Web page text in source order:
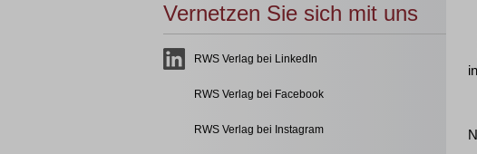
Vernetzen Sie sich mit uns
RWS Verlag bei LinkedIn
RWS Verlag bei Facebook
RWS Verlag bei Instagram